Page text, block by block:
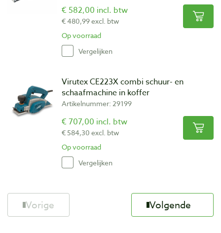
€ 582,00 incl. btw
€ 480,99 excl. btw
Op voorraad
Vergelijken
Virutex CE223X combi schuur- en
schaafmachine in koffer
Artikelnummer: 29199
€ 707,00 incl. btw
€ 584,30 excl. btw
Op voorraad
Vergelijken
Vorige Volgende